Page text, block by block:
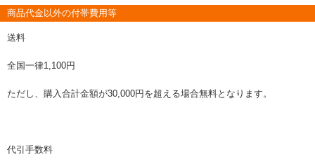
商品代金以外の付帯費用等
送料
全国一律1,100円
ただし、購入合計金額が30,000円を超える場合無料となります。
代引手数料